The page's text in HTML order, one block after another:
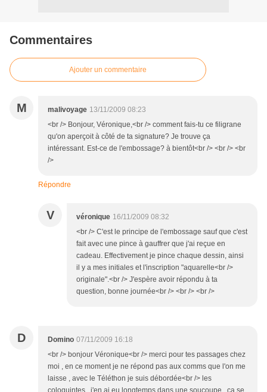
Commentaires
Ajouter un commentaire
M malivoyage 13/11/2009 08:23
<br /> Bonjour, Véronique,<br /> comment fais-tu ce filigrane
qu'on aperçoit à côté de ta signature? Je trouve ça
intéressant. Est-ce de l'embossage? à bientôt<br /> <br /> <br
/>
Répondre
V véronique 16/11/2009 08:32
<br /> C'est le principe de l'embossage sauf que c'est
fait avec une pince à gauffrer que j'ai reçue en
cadeau. Effectivement je pince chaque dessin, ainsi
il y a mes initiales et l'inscription "aquarelle<br />
originale".<br /> J'espère avoir répondu à ta
question, bonne journée<br /> <br /> <br />
D Domino 07/11/2009 16:18
<br /> bonjour Véronique<br /> merci pour tes passages chez
moi , en ce moment je ne répond pas aux comms que l'on me
laisse , avec le Téléthon je suis débordée<br /> les
coloquintes , j'en ai eu longtemps dans une soucoupe , ça se